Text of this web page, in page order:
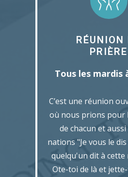
RÉUNION
PRIÈRE
Tous les mardis
C’est une réunion
où nous prions pour
de chacun et
nations "Je vous le
quelqu'un dit à cette
Ote-toi de là et